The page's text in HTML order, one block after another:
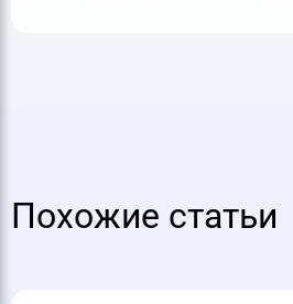
Похожие статьи